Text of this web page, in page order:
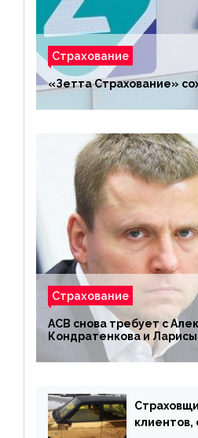
Страхование
«Зетта Страхование»
Страхование
АСВ снова требует с
Кондратенкова и
возмещения убытков на
клиентов,